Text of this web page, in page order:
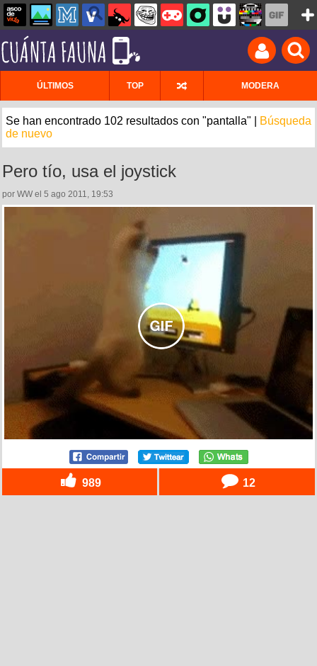
ÚLTIMOS TOP MODERA
Se han encontrado 102 resultados con "pantalla" |
Búsqueda
de nuevo
Pero tío, usa el joystick
por WW el 5 ago 2011, 19:53
989 12